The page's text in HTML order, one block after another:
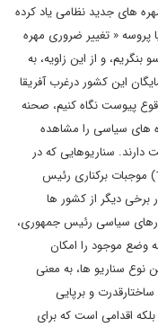
های جدید نظامی یاد کرده
پروسه « تغییر ضروری مهره
و از این زاویه، به
این کشور درغرب آفریقا
پیوست نگاه کنیم، صحنه
های سیاسی را مشاهده
دارند. سناریوهایی که در
بسیاری از این کشورها همانند نیجر ( 2010- 1388) موجبات برکناری رئیس
برخی دیگر از کشور ها
و مانورهای سیاسی رئیس جمهوری،
وضع موجود را امکان
سناریو ها، به معنی
و برپایی
اقدامی است که برای